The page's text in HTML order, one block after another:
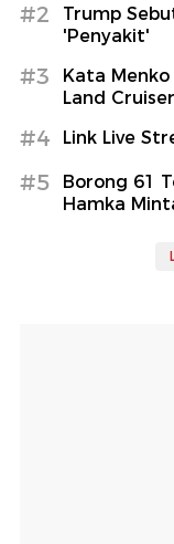
#2
Trump
'Penyakit'
#3
Kata
Land
#4 Link Live
#5
Borong 61
Hamka